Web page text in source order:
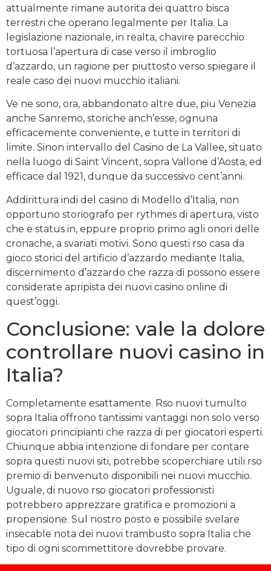
attualmente rimane autorita dei quattro bisca
terrestri che operano legalmente per Italia. La
legislazione nazionale, in realta, chavire parecchio
tortuosa l’apertura di case verso il imbroglio
d’azzardo, un ragione per piuttosto verso spiegare il
reale caso dei nuovi mucchio italiani.
Ve ne sono, ora, abbandonato altre due, piu Venezia
anche Sanremo, storiche anch’esse, ognuna
efficacemente conveniente, e tutte in territori di
limite. Sinon intervallo del Casino de La Vallee, situato
nella luogo di Saint Vincent, sopra Vallone d’Aosta, ed
efficace dal 1921, dunque da successivo cent’anni.
Addirittura indi del casino di Modello d’Italia, non
opportuno storiografo per rythmes di apertura, visto
che e status in, eppure proprio primo agli onori delle
cronache, a svariati motivi. Sono questi rso casa da
gioco storici del artificio d’azzardo mediante Italia,
discernimento d’azzardo che razza di possono essere
considerate apripista dei nuovi casino online di
quest’oggi.
Conclusione: vale la dolore
controllare nuovi casino in
Italia?
Completamente esattamente. Rso nuovi tumulto
sopra Italia offrono tantissimi vantaggi non solo verso
giocatori principianti che razza di per giocatori esperti.
Chiunque abbia intenzione di fondare per contare
sopra questi nuovi siti, potrebbe scoperchiare utili rso
premio di benvenuto disponibili nei nuovi mucchio.
Uguale, di nuovo rso giocatori professionisti
potrebbero apprezzare gratifica e promozioni a
propensione. Sul nostro posto e possibile svelare
insecable nota dei nuovi trambusto sopra Italia che
tipo di ogni scommettitore dovrebbe provare.